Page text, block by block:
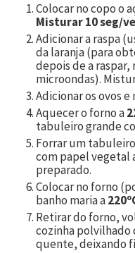
Colocar no copo o
Misturar 10 seg/
Adicionar a raspa
da laranja (para
depois de a
microondas).
Adicionar os ovos
Aquecer o forno a
tabuleiro grande
Forrar um
com papel vegetal
preparado.
Colocar no forno
banho maria a
Retirar do forno,
cozinha polvilhado
quente, deixando